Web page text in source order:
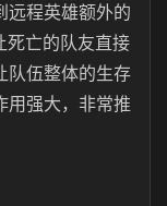
远程英雄额外的
亡的队友直接
队伍整体的生存
用强大，非常推